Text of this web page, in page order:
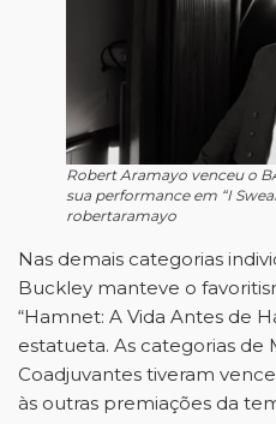
Robert Aramayo venceu o
sua performance em “I
robertaramayo
Nas demais categorias
Buckley manteve o
“Hamnet: A Vida Antes de
estatueta. As categorias de
Coadjuvantes tiveram
às outras premiações da